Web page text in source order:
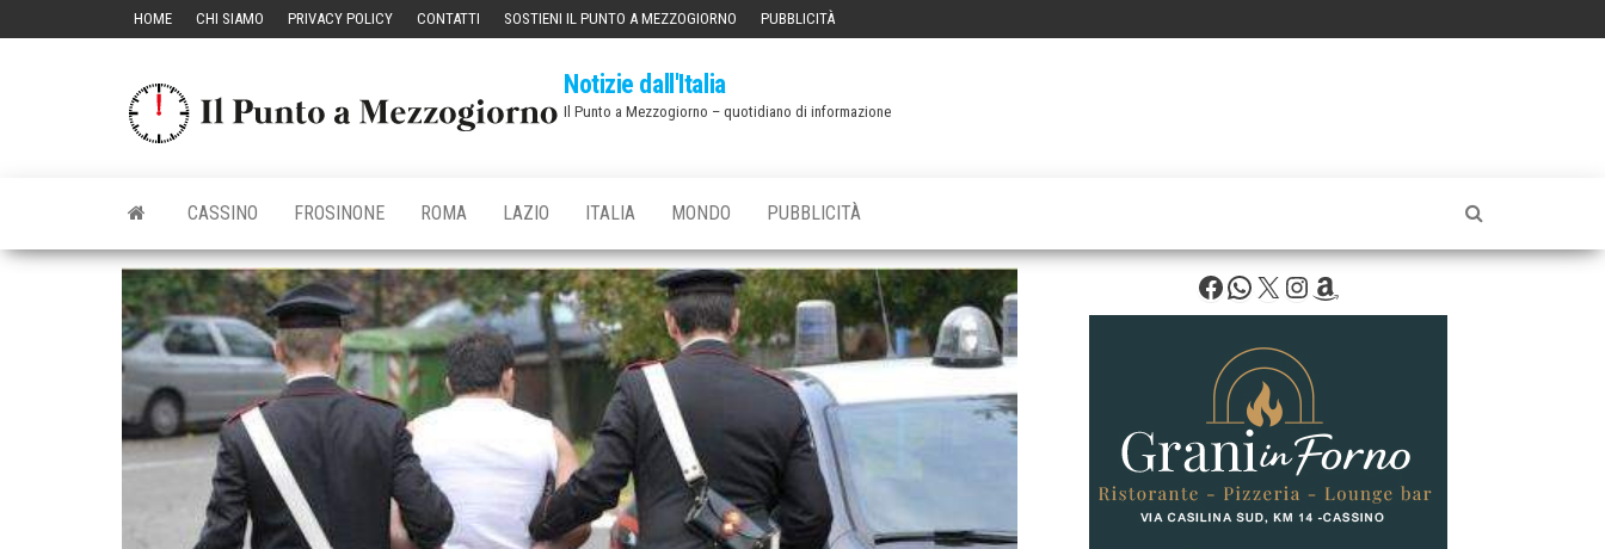
HOME CHI SIAMO PRIVACY POLICY CONTATTI SOSTIENI IL PUNTO A MEZZOGIORNO PUBBLICITÀ
Notizie dall'Italia
Il Punto a Mezzogiorno – quotidiano di informazione
CASSINO FROSINONE ROMA LAZIO ITALIA MONDO PUBBLICITÀ
Facebook
WhatsApp
X Instagram
Amazon